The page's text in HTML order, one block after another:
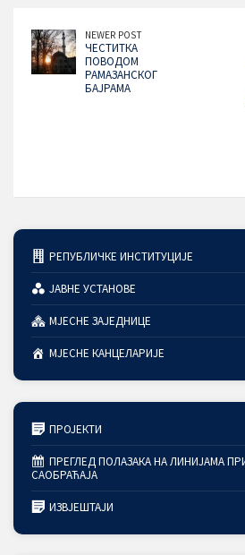
NEWER POST
ЧЕСТИТКА
ПОВОДОМ
РАМАЗАНСКОГ
БАЈРАМА
РЕПУБЛИЧКЕ ИНСТИТУЦИЈЕ
ЈАВНЕ УСТАНОВЕ
МЈЕСНЕ ЗАЈЕДНИЦЕ
МЈЕСНЕ КАНЦЕЛАРИЈЕ
ПРОЈЕКТИ
ПРЕГЛЕД ПОЛАЗАКА НА ЛИНИЈАМА
САОБРАЋАЈА
ИЗВЈЕШТАЈИ